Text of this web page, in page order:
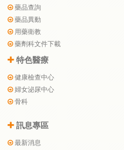
藥品查詢
藥品異動
用藥衛教
藥劑科文件下載
特色醫療
健康檢查中心
婦女泌尿中心
骨科
訊息專區
最新消息